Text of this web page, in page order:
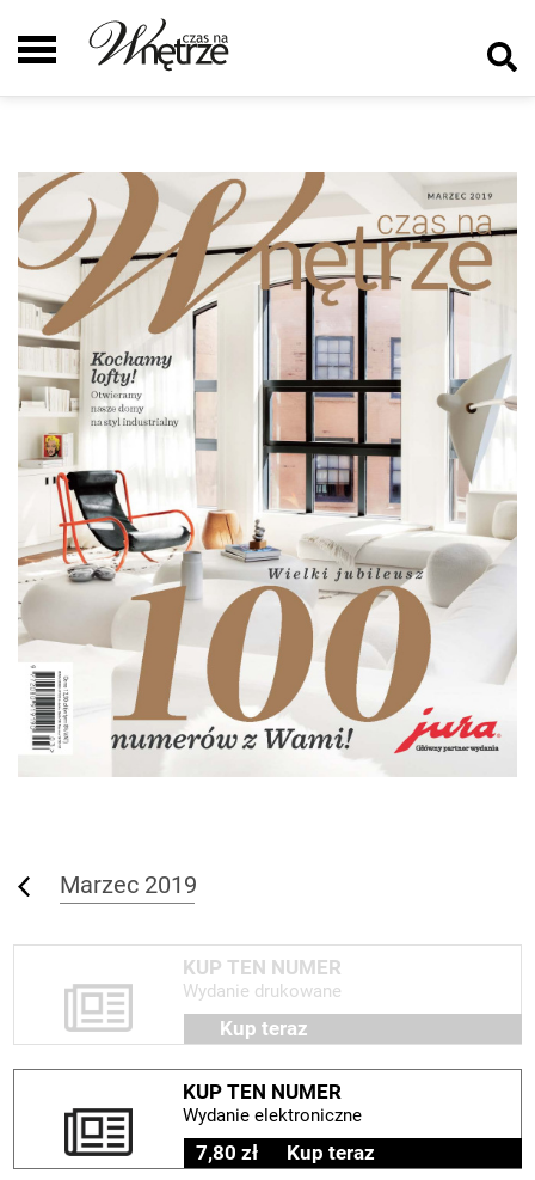
Marzec 2019
KUP TEN NUMER
Wydanie drukowane
Kup teraz
KUP TEN NUMER
Wydanie elektroniczne
7,80 zł Kup teraz